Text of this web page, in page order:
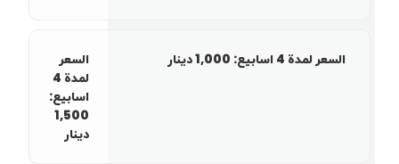
السعر لمدة 4 اسابيع: 1,000 دینار
السعر
لمدة 4
اسابيع:
1,500
دینار